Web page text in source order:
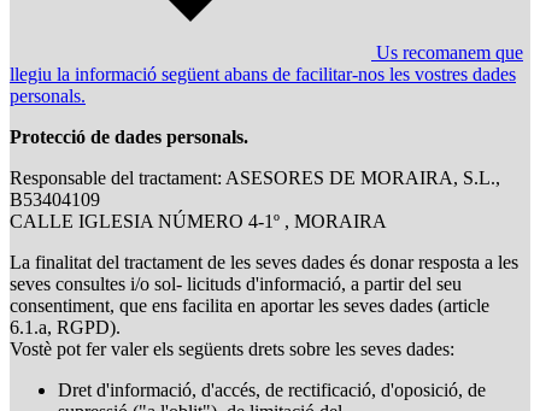
Us recomanem que
llegiu la informació següent abans de facilitar-nos les vostres dades
personals.
Protecció de dades personals.
Responsable del tractament: ASESORES DE MORAIRA, S.L.,
B53404109
CALLE IGLESIA NÚMERO 4-1º , MORAIRA
La finalitat del tractament de les seves dades és donar resposta a les
seves consultes i/o sol- licituds d'informació, a partir del seu
consentiment, que ens facilita en aportar les seves dades (article
6.1.a, RGPD).
Vostè pot fer valer els següents drets sobre les seves dades:
Dret d'informació, d'accés, de rectificació, d'oposició, de